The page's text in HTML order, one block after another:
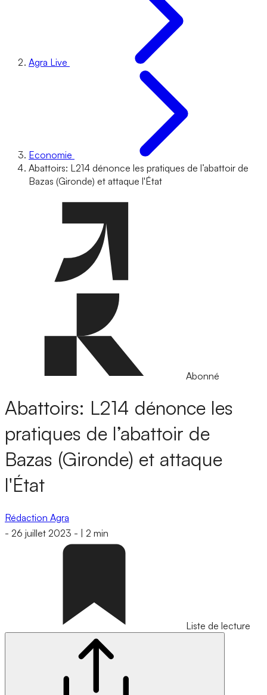
Agra Live
Economie
Abattoirs: L214 dénonce les pratiques de l’abattoir de
Bazas (Gironde) et attaque l'État
Abonné
Abattoirs: L214 dénonce les
pratiques de l’abattoir de
Bazas (Gironde) et attaque
l'État
Rédaction Agra
- 26 juillet 2023 - 2 min
Liste de lecture